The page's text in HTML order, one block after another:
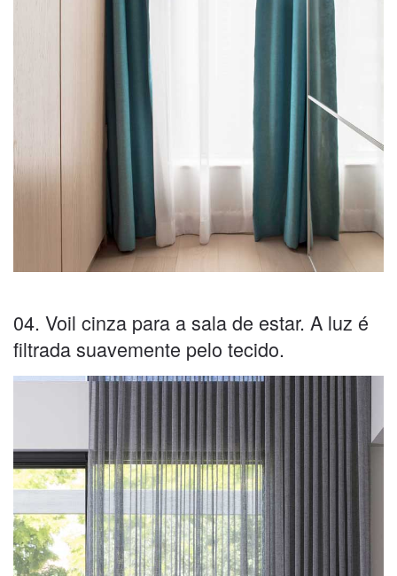
04. Voil cinza para a sala de estar. A luz é
filtrada suavemente pelo tecido.